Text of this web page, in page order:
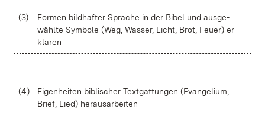
(3)
For­men bild­haf­ter Spra­che in der Bi­bel und aus­ge­
wähl­te Sym­bo­le (Weg, Was­ser, Licht, Brot, Feu­er) er­
klä­ren
(4)
Ei­gen­hei­ten bi­bli­scher Text­gat­tun­gen (Evan­ge­li­um,
Brief, Lied) her­aus­ar­bei­ten